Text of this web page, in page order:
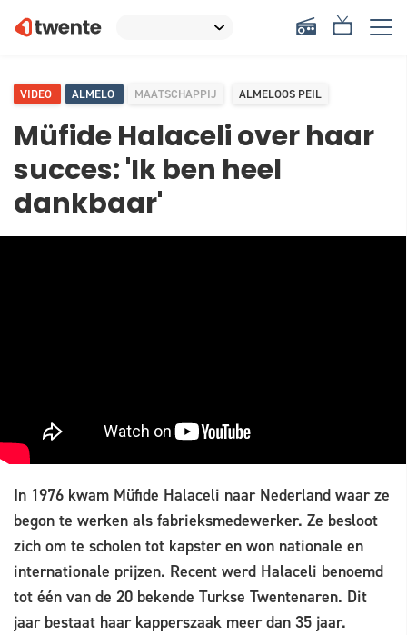
VIDEO ALMELO MAATSCHAPPIJ ALMELOOS PEIL
Müfide Halaceli over haar
succes: 'Ik ben heel
dankbaar'
In 1976 kwam Müfide Halaceli naar Nederland waar ze
begon te werken als fabrieksmedewerker. Ze besloot
zich om te scholen tot kapster en won nationale en
internationale prijzen. Recent werd Halaceli benoemd
tot één van de 20 bekende Turkse Twentenaren. Dit
jaar bestaat haar kapperszaak meer dan 35 jaar.